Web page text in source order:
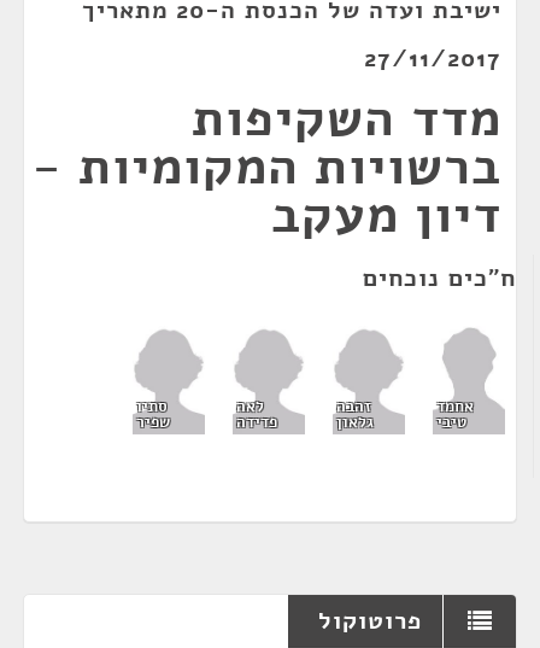
ישיבת ועדה של הכנסת ה-20 מתאריך
27/11/2017
מדד השקיפות
ברשויות המקומיות -
דיון מעקב
ח"כים נוכחים
אחמד
טיבי
זהבה
גלאון
לאה
פדידה
סתיו
שפיר
פרוטוקול